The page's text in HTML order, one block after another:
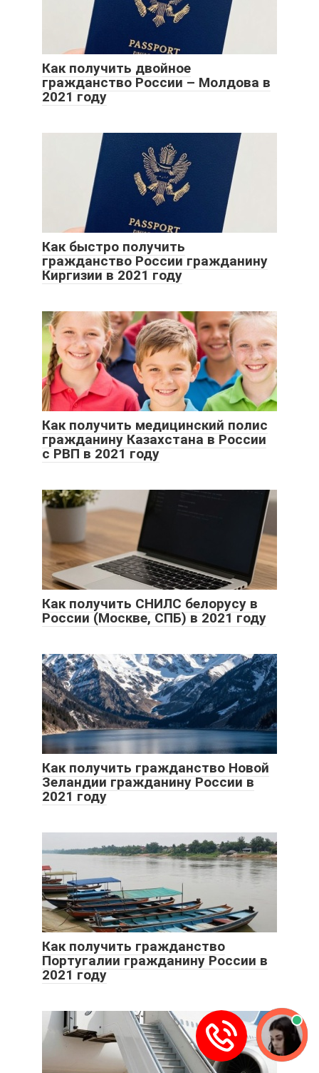
Как получить двойное
гражданство России – Молдова в
2021 году
Как быстро получить
гражданство России гражданину
Киргизии в 2021 году
Как получить медицинский полис
гражданину Казахстана в России
с РВП в 2021 году
Как получить СНИЛС белорусу в
России (Москве, СПБ) в 2021 году
Как получить гражданство Новой
Зеландии гражданину России в
2021 году
Как получить гражданство
Португалии гражданину России в
2021 году